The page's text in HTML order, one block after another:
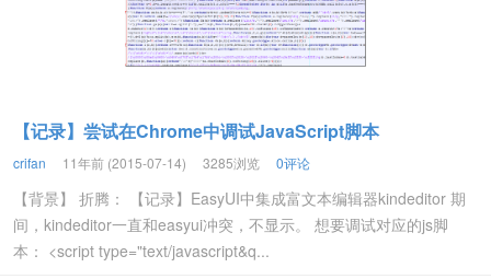
【记录】尝试在Chrome中调试JavaScript脚本
crifan 11年前 (2015-07-14) 3285浏览 0评论
【背景】 折腾： 【记录】EasyUI中集成富文本编辑器kindeditor 期
间，kindeditor一直和easyui冲突，不显示。 想要调试对应的js脚
本： <script type="text/javascript&q...